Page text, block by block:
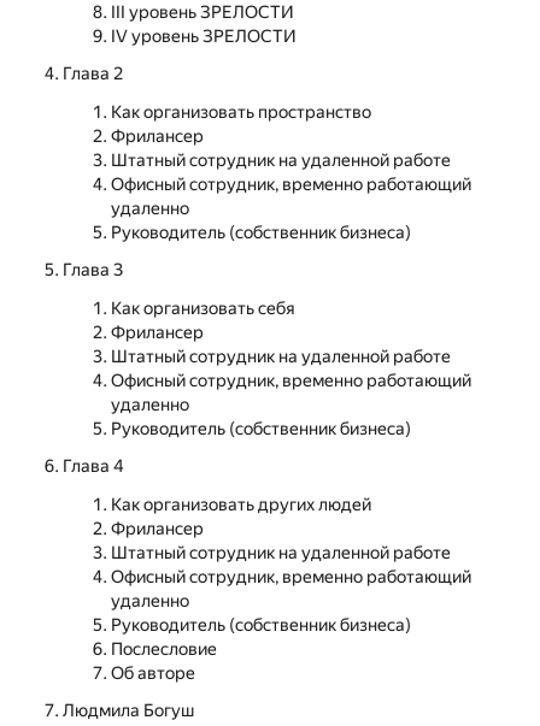
IІІ уровень ЗРЕЛОСТИ
IV уровень ЗРЕЛОСТИ
Глава 2
Как организовать пространство
Фрилансер
Штатный сотрудник на удаленной работе
Офисный сотрудник, временно работающий
удаленно
Руководитель (собственник бизнеса)
Глава 3
Как организовать себя
Фрилансер
Штатный сотрудник на удаленной работе
Офисный сотрудник, временно работающий
удаленно
Руководитель (собственник бизнеса)
Глава 4
Как организовать других людей
Фрилансер
Штатный сотрудник на удаленной работе
Офисный сотрудник, временно работающий
удаленно
Руководитель (собственник бизнеса)
Послесловие
Об авторе
Людмила Богуш